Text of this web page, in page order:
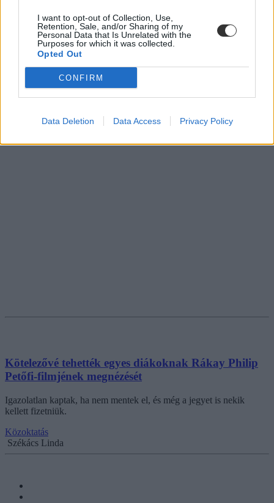
I want to opt-out of Collection, Use,
Retention, Sale, and/or Sharing of my
Personal Data that Is Unrelated with the
Purposes for which it was collected.
Opted Out
CONFIRM
Data Deletion Data Access Privacy Policy
Az SZFE hallgatóinak is levetítették a Petőfi-filmet
A film 6 milliárd forint közpénzből készült.
Kötelezővé tehették egyes diákoknak Rákay Philip
Petőfi-filmjének megnézését
Igazolatlan kaptak, ha nem mentek el, és még a jegyet is nekik
kellett fizetniük.
Közoktatás
Székács Linda